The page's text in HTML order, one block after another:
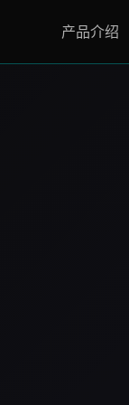
产品介绍